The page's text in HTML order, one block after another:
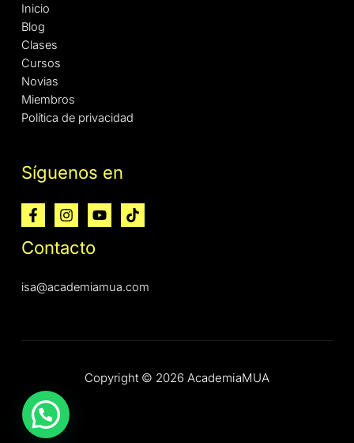
Inicio
Blog
Clases
Cursos
Novias
Miembros
Política de privacidad
Síguenos en
Contacto
isa@academiamua.com
Copyright © 2026 AcademiaMUA